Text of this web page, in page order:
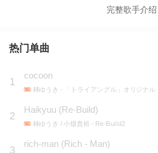
曲。多年来，碍于制作预算有限、无法
到好评。在编曲的期间也逐渐有了“如何
为知名DJ小林秀雄的弟子，学习基本的
制作人。但只过了半年，小林就为追求
山。 在2009年受到泽野弘之邀请参与
完整歌手介绍
热门单曲
1
cocoon
林ゆうき - 「トライアングル」オリジナル
2
Haikyuu (Re-Build)
林ゆうき / 小畑貴裕 - Re-Build2
3
rich-man (Rich - Man)